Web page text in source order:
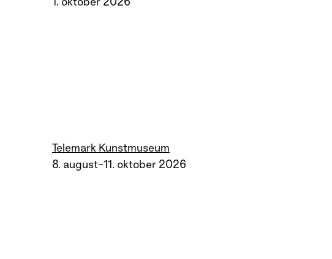
Telemark Kunstmuseum
8. august–11. oktober 2026